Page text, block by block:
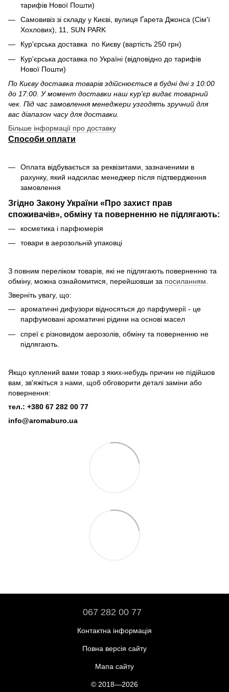
тарифів Нової Пошти)
Самовивіз зі складу у Києві, вулиця Ґарета Джонса (Сім'ї
Хохлових), 11, SUN PARK
Кур'єрська доставка по Києву (вартість 250 грн)
Кур'єрська доставка по Україні (відповідно до тарифів
Нової Пошти)
По Києву доставка товарів здійснюється в будні дні з 10:00
до 17:00. У момент доставки наш кур'єр видає товарний
чек. Під час замовлення менеджери узгодять зручний для
вас діапазон часу для доставки.
Більше інформації про доставку
Способи оплати
Оплата відбувається за реквізитами, зазначеними в
рахунку, який надсилає менеджер після підтвердження
замовлення
Згідно Закону України «Про захист прав
споживачів», обміну та поверненню не підлягають:
косметика і парфюмерія
товари в аерозольній упаковці
З повним переліком товарів, які не підлягають поверненню та
обміну, можна ознайомитися, перейшовши за посиланням.
Зверніть увагу, що:
ароматичні дифузори відносяться до парфумерії - це
парфумовані ароматичні рідини на основі масел
спреї є різновидом аерозолів, обміну та поверненню не
підлягають.
Якщо куплений вами товар з яких-небудь причин не підійшов
вам, зв'яжіться з нами, щоб обговорити деталі заміни або
повернення:
тел.: +380 67 282 00 77
info@aromaburo.ua
067 282 00 77
Контактна інформація
Повна версія сайту
Мапа сайту
© 2018—2026